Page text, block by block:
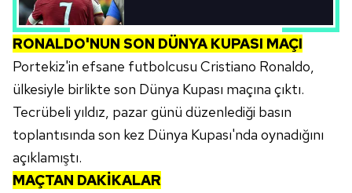
RONALDO'NUN SON DÜNYA KUPASI MAÇI
Portekiz'in efsane futbolcusu Cristiano Ronaldo,
ülkesiyle birlikte son Dünya Kupası maçına çıktı.
Tecrübeli yıldız, pazar günü düzenlediği basın
toplantısında son kez Dünya Kupası'nda oynadığını
açıklamıştı.
MAÇTAN DAKİKALAR